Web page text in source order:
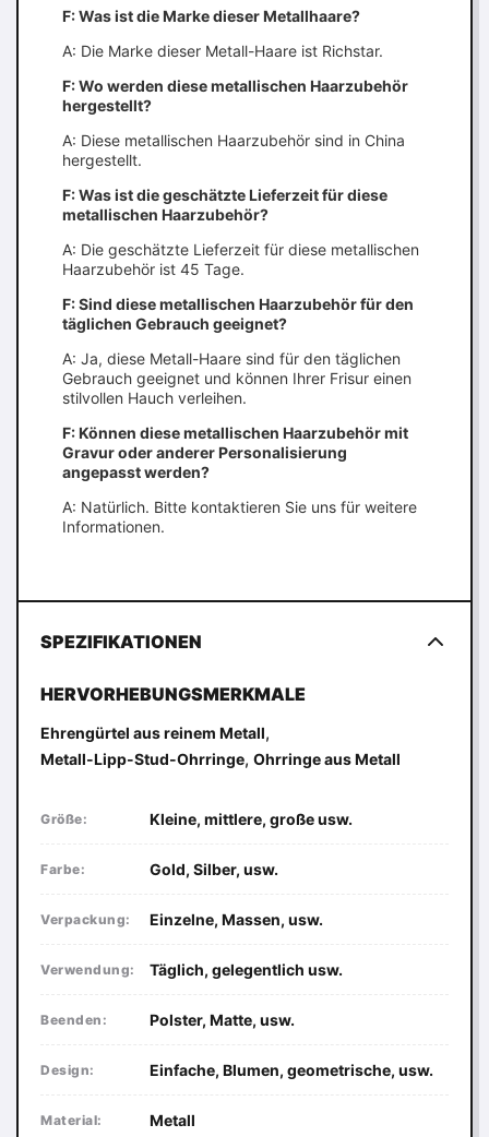
F: Was ist die Marke dieser Metallhaare?
A: Die Marke dieser Metall-Haare ist Richstar.
F: Wo werden diese metallischen Haarzubehör
hergestellt?
A: Diese metallischen Haarzubehör sind in China
hergestellt.
F: Was ist die geschätzte Lieferzeit für diese
metallischen Haarzubehör?
A: Die geschätzte Lieferzeit für diese metallischen
Haarzubehör ist 45 Tage.
F: Sind diese metallischen Haarzubehör für den
täglichen Gebrauch geeignet?
A: Ja, diese Metall-Haare sind für den täglichen
Gebrauch geeignet und können Ihrer Frisur einen
stilvollen Hauch verleihen.
F: Können diese metallischen Haarzubehör mit
Gravur oder anderer Personalisierung
angepasst werden?
A: Natürlich. Bitte kontaktieren Sie uns für weitere
Informationen.
SPEZIFIKATIONEN
HERVORHEBUNGSMERKMALE
Ehrengürtel aus reinem Metall,
Metall-Lipp-Stud-Ohrringe, Ohrringe aus Metall
Größe: Kleine, mittlere, große usw.
Farbe: Gold, Silber, usw.
Verpackung: Einzelne, Massen, usw.
Verwendung: Täglich, gelegentlich usw.
Beenden: Polster, Matte, usw.
Design: Einfache, Blumen, geometrische, usw.
Material: Metall